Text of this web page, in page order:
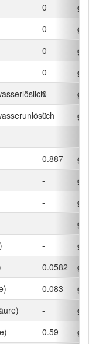
0
g
0
g
0
g
0
g
0
g
0
g
0.887
g
-
g
-
g
-
g
-
g
0.0582
g
0.083
g
-
g
0.59
g